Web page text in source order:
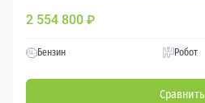
2 554 800 ₽
Бензин Робот
Сравнить